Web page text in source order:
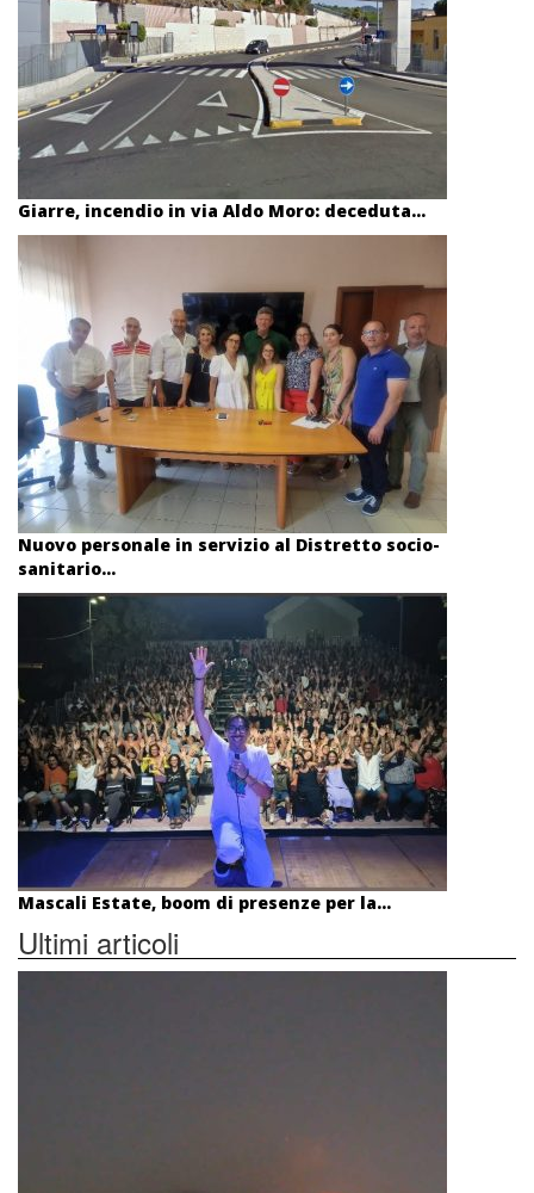
Giarre, incendio in via Aldo Moro: deceduta...
Nuovo personale in servizio al Distretto socio-
sanitario...
Mascali Estate, boom di presenze per la...
Ultimi articoli